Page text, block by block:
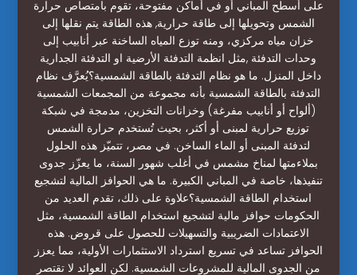
على أسطح المباني أو في أماكن مفتوحة، تقوم بامتصاص حرارة
الشمس وتحويلها إلى طاقة حرارية, هذه الطاقة يتم نقلها إلى
خزان مياه مركزي، ومنه توزع المياه الساخنة عبر أنابيب إلى
وحدات التدفئة ,مثل انظمة التدفئة الأرضية او التدفئة الجدارية
داخل المنزل. ما هو نظام التدفئة بالطاقة الشمسية؟يُعرَّف نظام
التدفئة بالطاقة الشمسية بأنه مجموعة من المجمعات الشمسية
(ألواح أو أنابيب مفرغة) وخزانات التخزين، مدمجة في شبكة
توزيع حرارية لمبنى أو أكثر، بحيث تُستخدم حرارة الشمس
لتدفئة المبنى أو الماء الساخن. في مصر، تتميّز هذه الحلول
بملاءمتها لمناخ مشمس في أغلب شهور السنة، ما يعزّز جدوى
تنفيذها، خاصة في المباني الكبيرة. ما هي الحوافز المالية لتشجيع
استخدام الطاقة الشمسية؟علاوة على ذلك، تقدم العديد من
الحكومات حوافز مالية لتشجيع استخدام الطاقة الشمسية، مثل
الاعتمادات الضريبية والتسهيلات للحصول على قروض. هذه
الحوافز تساعد في تسريع استرداد الاستثمارات الأولية، مما يعزز
من الجدوى المالية للمشروعات الشمسية. لكن العوائد لا تقتصر